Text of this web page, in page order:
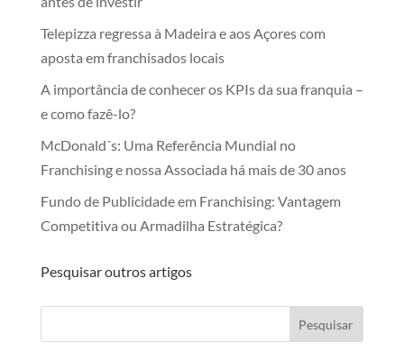
Telepizza regressa à Madeira e aos Açores com
aposta em franchisados locais
A importância de conhecer os KPIs da sua franquia –
e como fazê-lo?
McDonald´s: Uma Referência Mundial no
Franchising e nossa Associada há mais de 30 anos
Fundo de Publicidade em Franchising: Vantagem
Competitiva ou Armadilha Estratégica?
Pesquisar outros artigos
Pesquisar